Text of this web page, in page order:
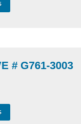
# G761-3003